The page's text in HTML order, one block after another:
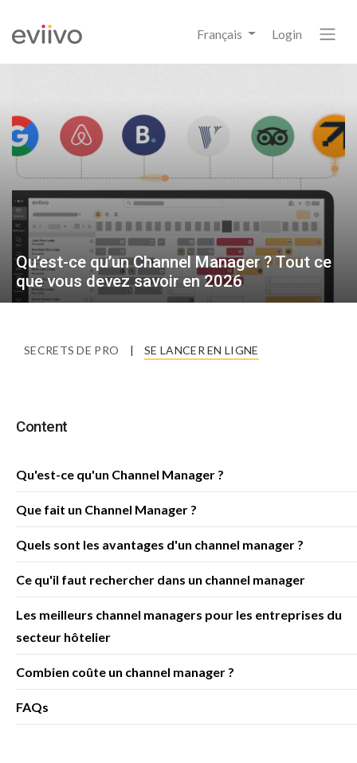
Français Login
Qu’est-ce qu’un Channel Manager ? Tout ce
que vous devez savoir en 2026
SECRETS DE PRO | SE LANCER EN LIGNE
Content
Qu'est-ce qu'un Channel Manager ?
Que fait un Channel Manager ?
Quels sont les avantages d'un channel manager ?
Ce qu'il faut rechercher dans un channel manager
Les meilleurs channel managers pour les entreprises du
secteur hôtelier
Combien coûte un channel manager ?
FAQs